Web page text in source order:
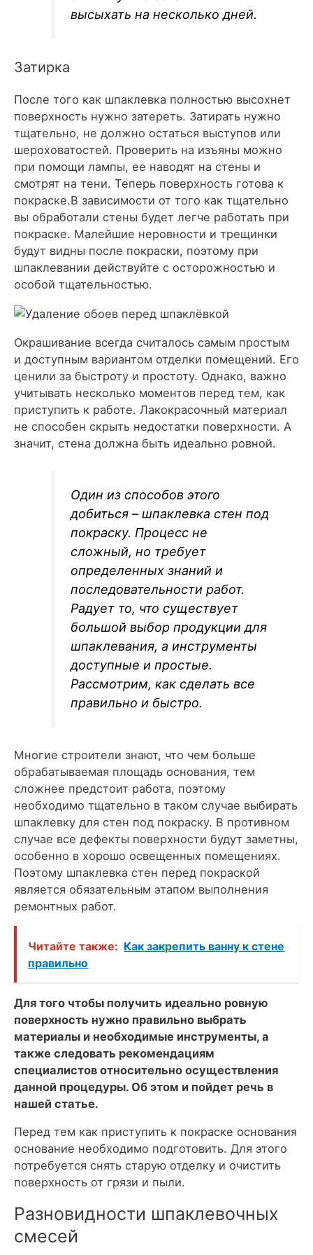
высыхать на несколько дней.
Затирка
После того как шпаклевка полностью высохнет
поверхность нужно затереть. Затирать нужно
тщательно, не должно остаться выступов или
шероховатостей. Проверить на изъяны можно
при помощи лампы, ее наводят на стены и
смотрят на тени. Теперь поверхность готова к
покраске.В зависимости от того как тщательно
вы обработали стены будет легче работать при
покраске. Малейшие неровности и трещинки
будут видны после покраски, поэтому при
шпаклевании действуйте с осторожностью и
особой тщательностью.
Окрашивание всегда считалось самым простым
и доступным вариантом отделки помещений. Его
ценили за быстроту и простоту. Однако, важно
учитывать несколько моментов перед тем, как
приступить к работе. Лакокрасочный материал
не способен скрыть недостатки поверхности. А
значит, стена должна быть идеально ровной.
Один из способов этого
добиться – шпаклевка стен под
покраску. Процесс не
сложный, но требует
определенных знаний и
последовательности работ.
Радует то, что существует
большой выбор продукции для
шпаклевания, а инструменты
доступные и простые.
Рассмотрим, как сделать все
правильно и быстро.
Многие строители знают, что чем больше
обрабатываемая площадь основания, тем
сложнее предстоит работа, поэтому
необходимо тщательно в таком случае выбирать
шпаклевку для стен под покраску. В противном
случае все дефекты поверхности будут заметны,
особенно в хорошо освещенных помещениях.
Поэтому шпаклевка стен перед покраской
является обязательным этапом выполнения
ремонтных работ.
Читайте также: Как закрепить ванну к стене
правильно
Для того чтобы получить идеально ровную
поверхность нужно правильно выбрать
материалы и необходимые инструменты, а
также следовать рекомендациям
специалистов относительно осуществления
данной процедуры. Об этом и пойдет речь в
нашей статье.
Перед тем как приступить к покраске основания
основание необходимо подготовить. Для этого
потребуется снять старую отделку и очистить
поверхность от грязи и пыли.
Разновидности шпаклевочных
смесей